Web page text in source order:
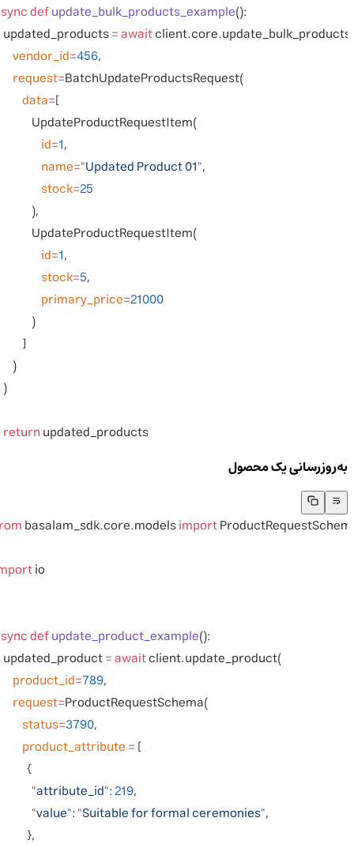
async def update_bulk_products_example():
    updated_products
= await
        vendor_id
=456
        request
=BatchUpdateProductsRequest(
            data
=
                UpdateProductRequestItem(
                    id
=1
                    name
="Updated Product 01"
                    stock
=25
                ),
                UpdateProductRequestItem(
                    id
=1
                    stock
=5
                    primary_price
=21000
                )
            ]
        )
    )
    return
updated_products
به‌روزرسانی یک محصول
from basalam_sdk.core.models import
import io
async def update_product_example():
    updated_product
= await client.update_product(
        product_id
=789
        request
=ProductRequestSchema(
            status
=3790
            product_attribute
=
              {
                "attribute_id"
: 219
                "value"
: "Suitable for formal ceremonies"
              },